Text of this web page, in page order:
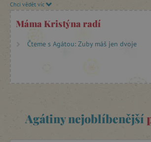
mezizubní nit
, se kterou to jde snadno.
Chci vědět víc
Máma Kristýna radí
Čteme s Agátou: Zuby máš jen dvoje
Agátiny nejoblíbenější